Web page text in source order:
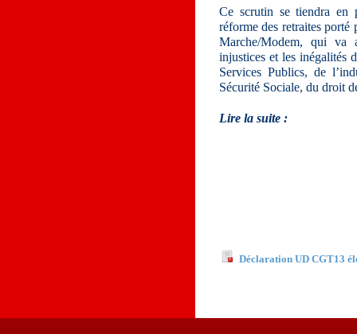
Ce scrutin se tiendra en
réforme des retraites
Marche/Modem, qui va
injustices et les inégalités
Services Publics, de
Sécurité Sociale, du droit
Lire la suite :
Déclaration UD CGT13